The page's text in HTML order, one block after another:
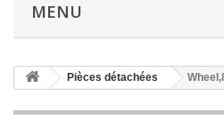
MENU
Pièces détachées